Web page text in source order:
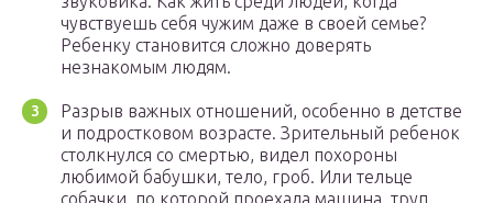
чувствуешь себя чужим даже в своей семье?
Ребенку становится сложно доверять
незнакомым людям.
Разрыв важных отношений, особенно в детстве
и подростковом возрасте. Зрительный ребенок
столкнулся со смертью, видел похороны
любимой бабушки, тело, гроб. Или тельце
собачки, по которой проехала машина, труп